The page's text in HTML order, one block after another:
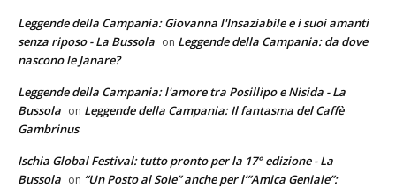
Leggende della Campania: Giovanna l'Insaziabile e i suoi amanti
senza riposo - La Bussola on Leggende della Campania: da dove
nascono le Janare?
Leggende della Campania: l'amore tra Posillipo e Nisida - La
Bussola on Leggende della Campania: Il fantasma del Caffè
Gambrinus
Ischia Global Festival: tutto pronto per la 17° edizione - La
Bussola on “Un Posto al Sole” anche per l’”Amica Geniale”: